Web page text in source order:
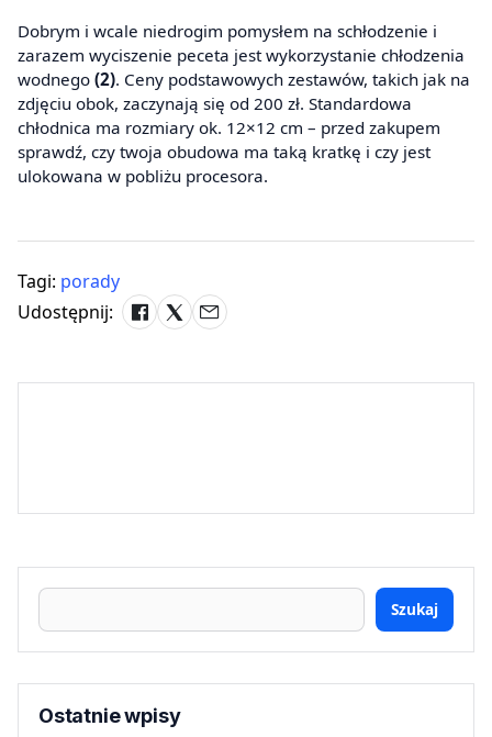
Dobrym i wcale niedrogim pomysłem na schłodzenie i
zarazem wyciszenie peceta jest wykorzystanie chłodzenia
wodnego (2). Ceny podstawowych zestawów, takich jak na
zdjęciu obok, zaczynają się od 200 zł. Standardowa
chłodnica ma rozmiary ok. 12×12 cm – przed zakupem
sprawdź, czy twoja obudowa ma taką kratkę i czy jest
ulokowana w pobliżu procesora.
Tagi: porady
Udostępnij:
Szukaj
Ostatnie wpisy